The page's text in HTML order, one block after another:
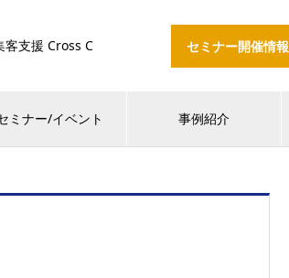
客支援 Cross C セミナー開催情報
ミナー/イベント 事例紹介